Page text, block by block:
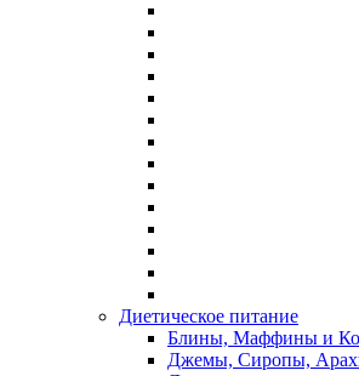
Диетическое питание
Блины, Маффины и
Джемы, Сиропы,